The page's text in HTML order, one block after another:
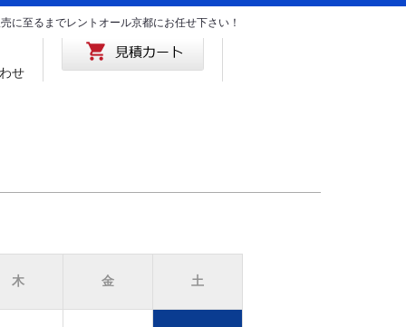
に至るまでレントオール京都にお任せ下さい！
せ
木 金 土